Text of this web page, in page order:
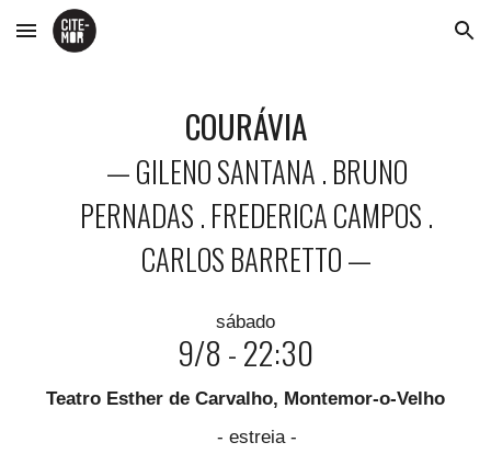
Skip to main content Skip to navigation
COURÁVIA
—GILENO SANTANA . BRUNO
PERNADAS . FREDERICA CAMPOS .
CARLOS BARRETTO —
sábado
9/8 - 22:30
Teatro Esther de Carvalho, Montemor-o-Velho
- estreia -